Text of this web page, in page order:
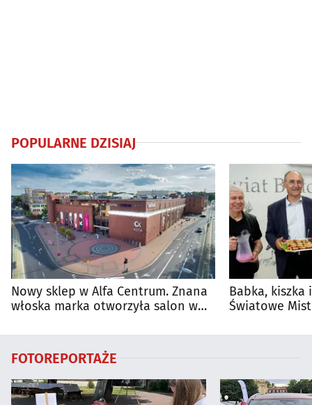
POPULARNE DZISIAJ
Nowy sklep w Alfa Centrum. Znana
włoska marka otworzyła salon w
Babka, kiszka
Światowe
FOTOREPORTAŻE